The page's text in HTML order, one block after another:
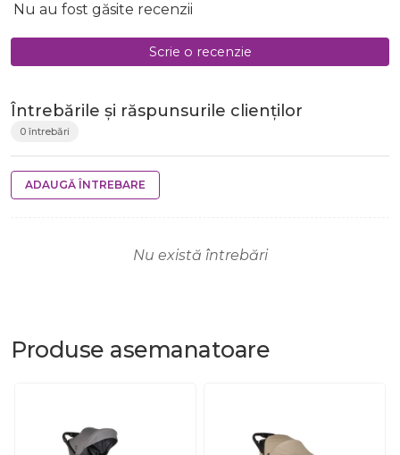
Nu au fost găsite recenzii
Scrie o recenzie
Întrebările și răspunsurile clienților
0 întrebări
ADAUGĂ ÎNTREBARE
Nu există întrebări
Produse asemanatoare